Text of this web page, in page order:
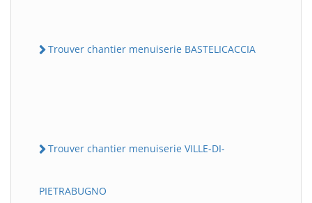
Trouver chantier menuiserie BASTELICACCIA
Trouver chantier menuiserie VILLE-DI-
PIETRABUGNO